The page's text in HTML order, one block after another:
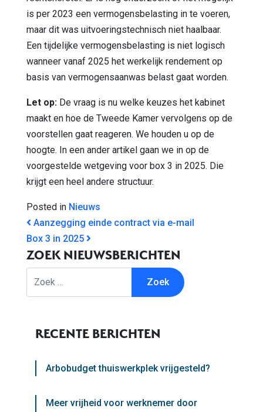
is per 2023 een vermogensbelasting in te voeren,
maar dit was uitvoeringstechnisch niet haalbaar.
Een tijdelijke vermogensbelasting is niet logisch
wanneer vanaf 2025 het werkelijk rendement op
basis van vermogensaanwas belast gaat worden.
Let op: De vraag is nu welke keuzes het kabinet
maakt en hoe de Tweede Kamer vervolgens op de
voorstellen gaat reageren. We houden u op de
hoogte. In een ander artikel gaan we in op de
voorgestelde wetgeving voor box 3 in 2025. Die
krijgt een heel andere structuur.
Posted in Nieuws
BERICHT NAVIGATIE
Aanzegging einde contract via e-mail
Box 3 in 2025
ZOEK NIEUWSBERICHTEN
RECENTE BERICHTEN
Arbobudget thuiswerkplek vrijgesteld?
Meer vrijheid voor werknemer door